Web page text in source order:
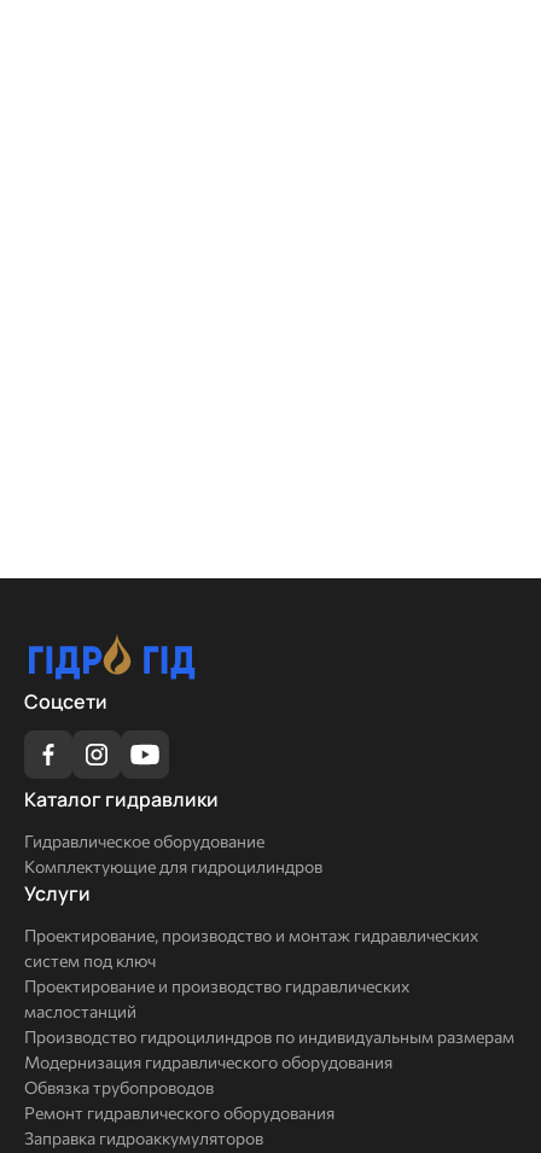
Соцсети
Каталог
Каталог гидравлики
Гидравлическое оборудование
Комплектующие для гидроцилиндров
Услуги
Услуги
Проектирование, производство и монтаж гидравлических
систем под ключ
Проектирование и производство гидравлических
маслостанций
Производство гидроцилиндров по индивидуальным размерам
Модернизация гидравлического оборудования
Обвязка трубопроводов
Ремонт гидравлического оборудования
Заправка гидроаккумуляторов